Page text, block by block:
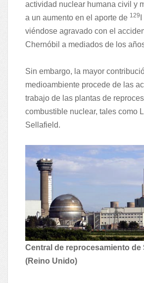
actividad nuclear humana civil y
a un aumento en el aporte de 129
viéndose agravado con el
Chernóbil a mediados de los
Sin embargo, la mayor
medioambiente procede de las
trabajo de las plantas de
combustible nuclear, tales como
Sellafield.
Central de reprocesamiento de
(Reino Unido)